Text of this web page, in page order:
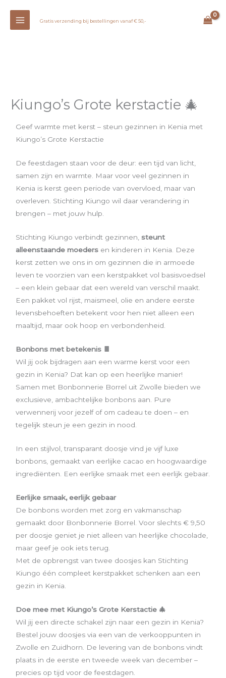
Gratis verzending bij bestellingen vanaf € 50,-
Kiungo’s Grote kerstactie 🎄
Geef warmte met kerst – steun gezinnen in Kenia met
Kiungo’s Grote Kerstactie
De feestdagen staan voor de deur: een tijd van licht,
samen zijn en warmte. Maar voor veel gezinnen in
Kenia is kerst geen periode van overvloed, maar van
overleven. Stichting Kiungo wil daar verandering in
brengen – met jouw hulp.
Stichting Kiungo verbindt gezinnen,steunt
alleenstaande moeders en kinderen in Kenia. Deze
kerst zetten we ons in om gezinnen die in armoede
leven te voorzien van een kerstpakket vol basisvoedsel
– een klein gebaar dat een wereld van verschil maakt.
Een pakket vol rijst, maismeel, olie en andere eerste
levensbehoeften betekent voor hen niet alleen een
maaltijd, maar ook hoop en verbondenheid.
Bonbons met betekenis 🍫
Wil jij ook bijdragen aan een warme kerst voor een
gezin in Kenia? Dat kan op een heerlijke manier!
Samen met Bonbonnerie Borrel uit Zwolle bieden we
exclusieve, ambachtelijke bonbons aan. Pure
verwennerij voor jezelf of om cadeau te doen – en
tegelijk steun je een gezin in nood.
In een stijlvol, transparant doosje vind je vijf luxe
bonbons, gemaakt van eerlijke cacao en hoogwaardige
ingrediënten. Een eerlijke smaak met een eerlijk gebaar.
Eerlijke smaak, eerlijk gebaar
De bonbons worden met zorg en vakmanschap
gemaakt door Bonbonnerie Borrel. Voor slechts € 9,50
per doosje geniet je niet alleen van heerlijke chocolade,
maar geef je ook iets terug.
Met de opbrengst van twee doosjes kan Stichting
Kiungo één compleet kerstpakket schenken aan een
gezin in Kenia.
Doe mee met Kiungo’s Grote Kerstactie 🎄
Wil jij een directe schakel zijn naar een gezin in Kenia?
Bestel jouw doosjes via een van de verkooppunten in
Zwolle en Zuidhorn. De levering van de bonbons vindt
plaats in de eerste en tweede week van december –
precies op tijd voor de feestdagen.